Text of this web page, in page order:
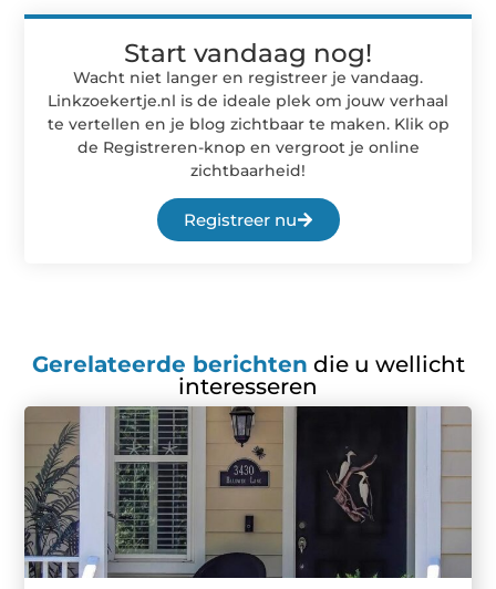
Start vandaag nog!
Wacht niet langer en registreer je vandaag.
Linkzoekertje.nl is de ideale plek om jouw verhaal
te vertellen en je blog zichtbaar te maken. Klik op
de Registreren-knop en vergroot je online
zichtbaarheid!
Registreer nu
Gerelateerde berichten die u wellicht
interesseren